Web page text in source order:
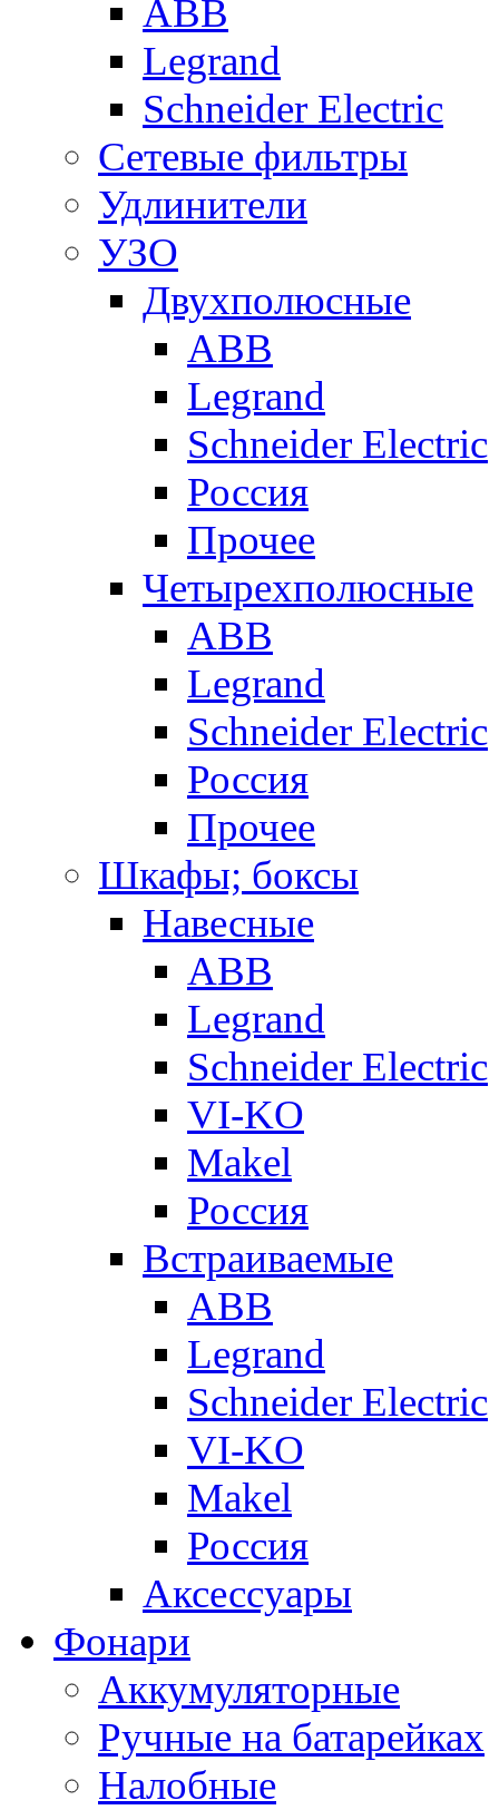
ABB
Legrand
Schneider Electric
Сетевые фильтры
Удлинители
УЗО
Двухполюсные
ABB
Legrand
Schneider Electric
Россия
Прочее
Четырехполюсные
ABB
Legrand
Schneider Electric
Россия
Прочее
Шкафы; боксы
Навесные
ABB
Legrand
Schneider Electric
VI-KO
Makel
Россия
Встраиваемые
ABB
Legrand
Schneider Electric
VI-KO
Makel
Россия
Аксессуары
Фонари
Аккумуляторные
Ручные на батарейках
Налобные